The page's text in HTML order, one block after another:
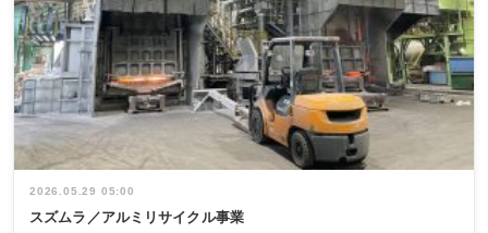
2026.05.29 05:00
スズムラ／アルミリサイクル事業